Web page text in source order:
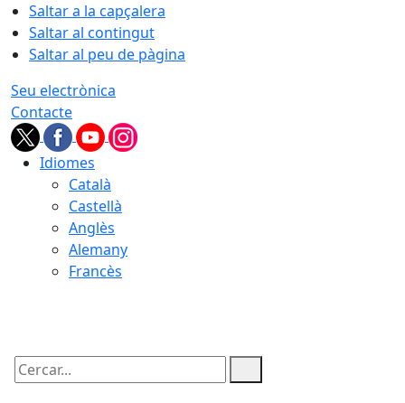
Saltar a la capçalera
Saltar al contingut
Saltar al peu de pàgina
Seu electrònica
Contacte
Idiomes
Català
Castellà
Anglès
Alemany
Francès
Cercar: